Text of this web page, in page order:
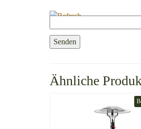
Ähnliche